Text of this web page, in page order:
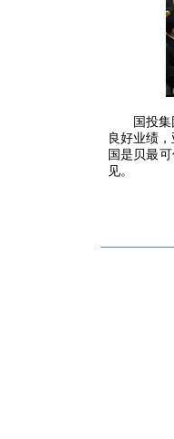
国投
良好业绩
国是贝最
见。